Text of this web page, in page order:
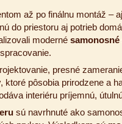
až po finálnu montáž –
do priestoru aj potrieb
moderné
presné
, ktoré pôsobia prirodzene a
interiéru príjemnú,
sú navrhnuté ako